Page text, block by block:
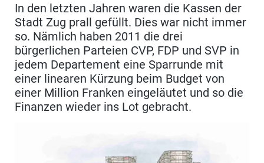
In den letzten Jahren waren die Kassen der
Stadt Zug prall gefüllt. Dies war nicht immer
so. Nämlich haben 2011 die drei
bürgerlichen Parteien CVP, FDP und SVP in
jedem Departement eine Sparrunde mit
einer linearen Kürzung beim Budget von
einer Million Franken eingeläutet und so die
Finanzen wieder ins Lot gebracht.